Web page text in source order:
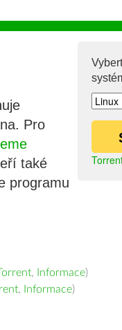
Pro
také
programu
, Informace)
, Informace)